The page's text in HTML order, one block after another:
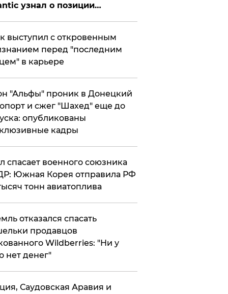
узнал о позиции
выступил с откровенным
перед "последним
в карьере
"Альфы" проник в Донецкий
и сжег "Шахед" еще до
опубликованы
кадры
спасает военного союзника
Южная Корея отправила РФ
тонн авиатоплива
отказался спасать
продавцов
Wildberries: "Ни у
нет денег"
Саудовская Аравия и